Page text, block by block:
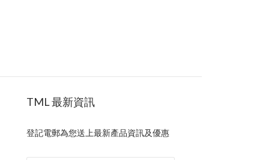
TML 最新資訊
登記電郵為您送上最新產品資訊及優惠